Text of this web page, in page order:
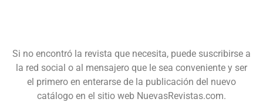
Si no encontró la revista que necesita, puede suscribirse a
la red social o al mensajero que le sea conveniente y ser
el primero en enterarse de la publicación del nuevo
catálogo en el sitio web NuevasRevistas.com.